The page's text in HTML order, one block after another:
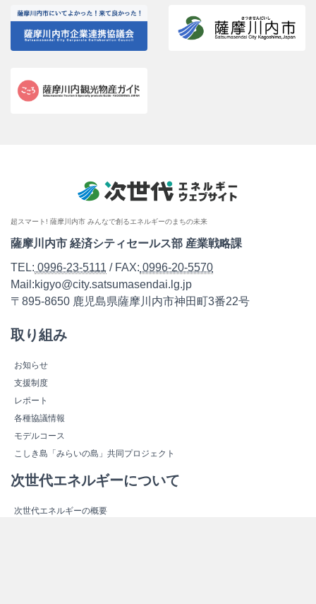
超スマート! 薩摩川内市 みんなで創るエネルギーのまちの未来
薩摩川内市 経済シティセールス部 産業戦略課
TEL: 0996-23-5111 / FAX: 0996-20-5570
Mail:kigyo@city.satsumasendai.lg.jp
〒895-8650 鹿児島県薩摩川内市神田町3番22号
取り組み
お知らせ
支援制度
レポート
各種協議情報
モデルコース
こしき島「みらいの島」共同プロジェクト
次世代エネルギーについて
次世代エネルギーの概要